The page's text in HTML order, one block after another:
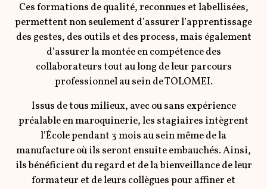
Ces formations de qualité, reconnues et labellisées,
permettent non seulement d’assurer l’apprentissage
des gestes, des outils et des process, mais également
d’assurer la montée en compétence des
collaborateurs tout au long de leur parcours
professionnel au sein de TOLOMEI.
Issus de tous milieux, avec ou sans expérience
préalable en maroquinerie, les stagiaires intègrent
l’École pendant 3 mois au sein même de la
manufacture où ils seront ensuite embauchés. Ainsi,
ils bénéficient du regard et de la bienveillance de leur
formateur et de leurs collègues pour affiner et